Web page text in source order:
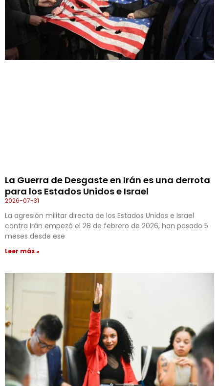
La Guerra de Desgaste en Irán es una derrota
para los Estados Unidos e Israel
2026-07-31
La agresión militar directa de los Estados Unidos e Israel
contra Irán empezó el 28 de febrero de 2026, han pasado 5
meses desde ese
Leer más »